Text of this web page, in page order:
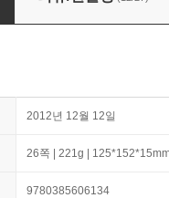
2012년 12월 12일
26쪽 | 221g |
9780385606134